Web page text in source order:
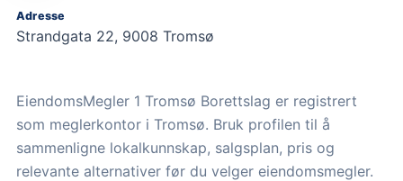
Adresse
Strandgata 22, 9008 Tromsø
EiendomsMegler 1 Tromsø Borettslag er registrert
som meglerkontor i Tromsø. Bruk profilen til å
sammenligne lokalkunnskap, salgsplan, pris og
relevante alternativer før du velger eiendomsmegler.